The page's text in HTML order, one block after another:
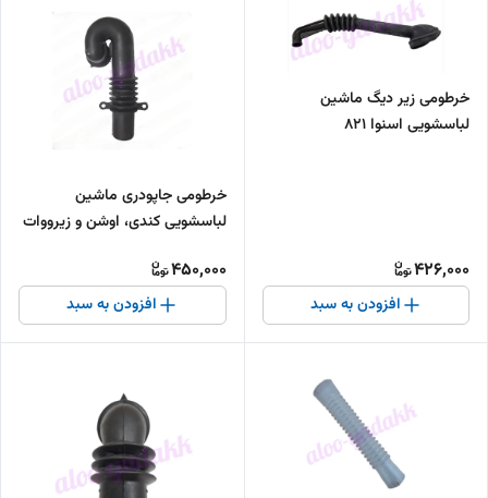
خرطومی زیر دیگ ماشین
لباسشویی اسنوا ۸۲۱
426,000
افزودن به سبد
خرطومی جاپودری ماشین
لباسشویی کندی، اوشن و زیرووات
450,000
افزودن به سبد